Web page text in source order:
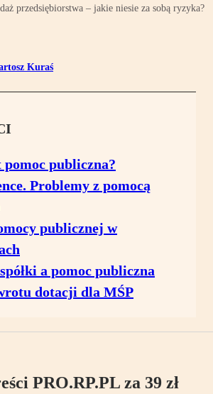
przedsiębiorstwa – jakie niesie za sobą ryzyka?
Kuraś
pomoc publiczna?
Problemy z pomocą
publicznej w
a pomoc publiczna
dotacji dla MŚP
PRO.RP.PL za 39 zł